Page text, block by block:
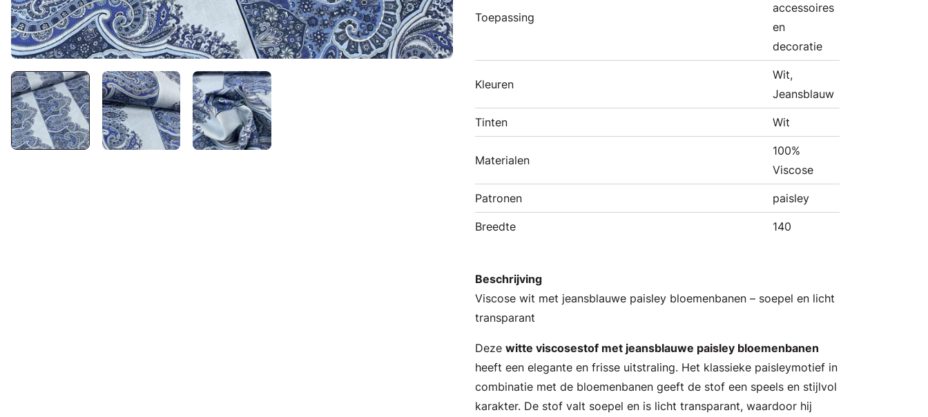
Toepassing
accessoires
en
decoratie
Kleuren
Wit,
Jeansblauw
Tinten Wit
Materialen
100%
Viscose
Patronen paisley
Breedte 140
Beschrijving
Viscose wit met jeansblauwe paisley bloemenbanen – soepel en licht
transparant
Deze witte viscosestof met jeansblauwe paisley bloemenbanen
heeft een elegante en frisse uitstraling. Het klassieke paisleymotief in
combinatie met de bloemenbanen geeft de stof een speels en stijlvol
karakter. De stof valt soepel en is licht transparant, waardoor hij